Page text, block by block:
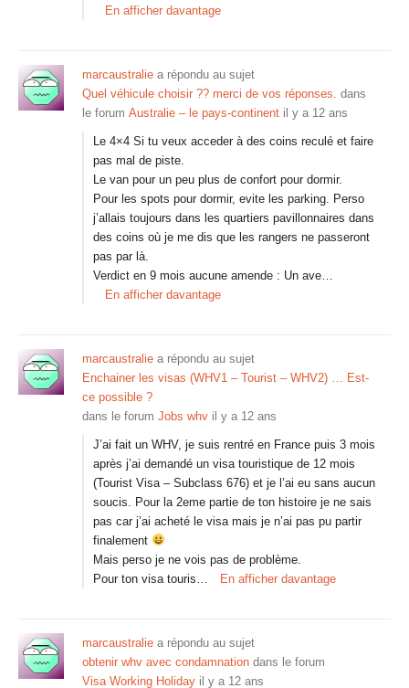
En afficher davantage
marcaustralie a répondu au sujet
Quel véhicule choisir ?? merci de vos réponses. dans
le forum Australie – le pays-continent il y a 12 ans
Le 4×4 Si tu veux acceder à des coins reculé et faire
pas mal de piste.
Le van pour un peu plus de confort pour dormir.
Pour les spots pour dormir, evite les parking. Perso
j’allais toujours dans les quartiers pavillonnaires dans
des coins où je me dis que les rangers ne passeront
pas par là.
Verdict en 9 mois aucune amende : Un ave…
En afficher davantage
marcaustralie a répondu au sujet
Enchainer les visas (WHV1 – Tourist – WHV2) … Est-
ce possible ?
dans le forum Jobs whv il y a 12 ans
J’ai fait un WHV, je suis rentré en France puis 3 mois
après j’ai demandé un visa touristique de 12 mois
(Tourist Visa – Subclass 676) et je l’ai eu sans aucun
soucis. Pour la 2eme partie de ton histoire je ne sais
pas car j’ai acheté le visa mais je n’ai pas pu partir
finalement
Mais perso je ne vois pas de problème.
Pour ton visa touris…
En afficher davantage
marcaustralie a répondu au sujet
obtenir whv avec condamnation dans le forum
Visa Working Holiday il y a 12 ans